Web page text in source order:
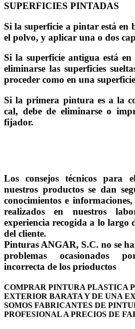
SUPERFICIES PINTADAS
Si la superficie a pintar está en
el polvo, y aplicar una o dos
Si la superficie antigua está
eliminarse las superficies
proceder como en una
Si la primera pintura es a la
cal, debe de eliminarse o
fijador.
Los consejos técnicos para
nuestros productos se dan
conocimientos e
realizados en nuestros
experiencia recogida a lo largo
del cliente.
Pinturas ANGAR, S.C. no se
problemas ocasionados
incorrecta de los prioductos
COMPRAR PINTURA PLASTICA
EXTERIOR BARATA Y DE UNA
SOMOS FABRICANTES DE
PROFESIONAL A PRECIOS DE